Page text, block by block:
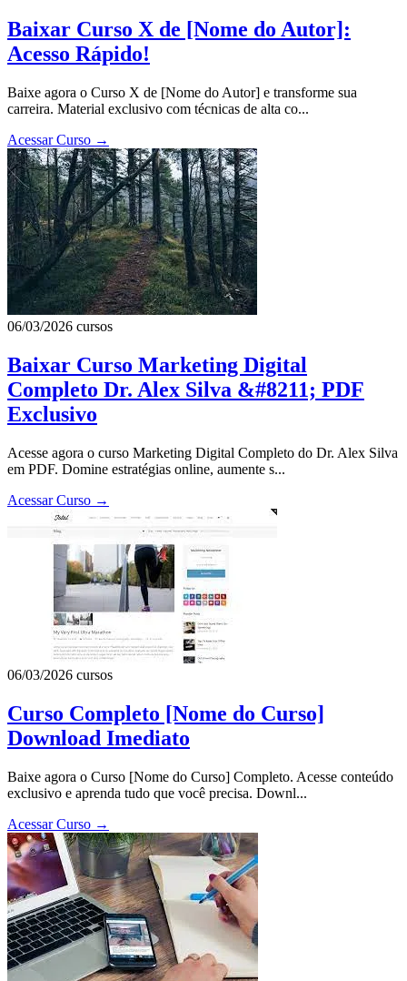
Baixar Curso X de [Nome do Autor]:
Acesso Rápido!
Baixe agora o Curso X de [Nome do Autor] e transforme sua
carreira. Material exclusivo com técnicas de alta co...
Acessar Curso →
06/03/2026 cursos
Baixar Curso Marketing Digital
Completo Dr. Alex Silva &#8211; PDF
Exclusivo
Acesse agora o curso Marketing Digital Completo do Dr. Alex Silva
em PDF. Domine estratégias online, aumente s...
Acessar Curso →
06/03/2026 cursos
Curso Completo [Nome do Curso]
Download Imediato
Baixe agora o Curso [Nome do Curso] Completo. Acesse conteúdo
exclusivo e aprenda tudo que você precisa. Downl...
Acessar Curso →